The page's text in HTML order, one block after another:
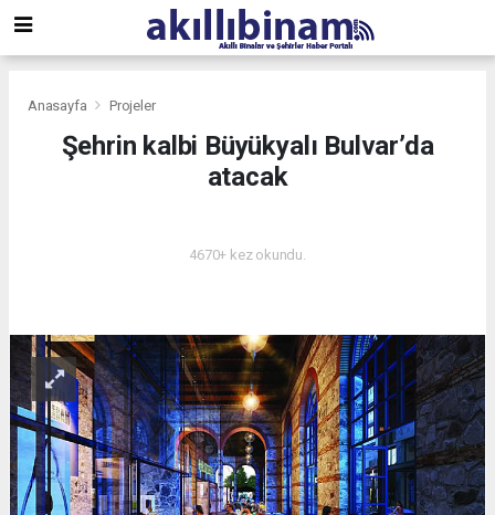
Anasayfa Projeler
Şehrin kalbi Büyükyalı Bulvar’da
atacak
4670+ kez okundu.